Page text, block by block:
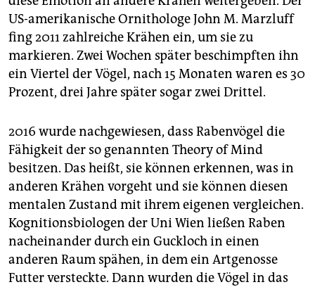
US-amerikanische Ornithologe John M. Marzluff
fing 2011 zahlreiche Krähen ein, um sie zu
markieren. Zwei Wochen später beschimpften ihn
ein Viertel der Vögel, nach 15 Monaten waren es 30
Prozent, drei Jahre später sogar zwei Drittel.
2016 wurde nachgewiesen, dass Rabenvögel die
Fähigkeit der so genannten Theory of Mind
besitzen. Das heißt, sie können erkennen, was in
anderen Krähen vorgeht und sie können diesen
mentalen Zustand mit ihrem eigenen vergleichen.
Kognitionsbiologen der Uni Wien ließen Raben
nacheinander durch ein Guckloch in einen
anderen Raum spähen, in dem ein Artgenosse
Futter versteckte. Dann wurden die Vögel in das